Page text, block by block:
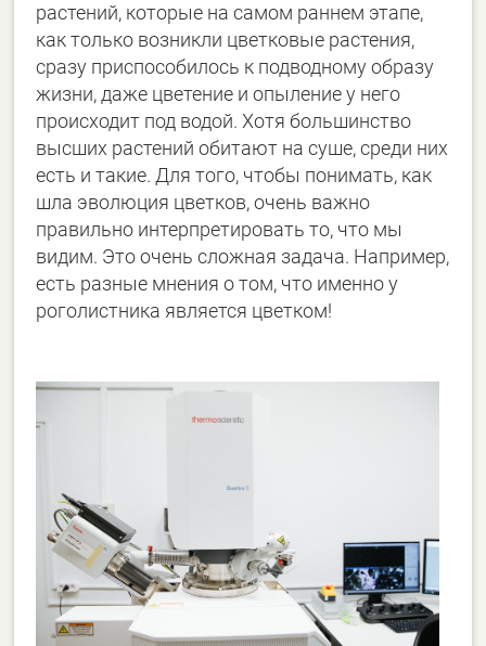
растений, которые на самом раннем этапе,
как только возникли цветковые растения,
сразу приспособилось к подводному образу
жизни, даже цветение и опыление у него
происходит под водой. Хотя большинство
высших растений обитают на суше, среди них
есть и такие. Для того, чтобы понимать, как
шла эволюция цветков, очень важно
правильно интерпретировать то, что мы
видим. Это очень сложная задача. Например,
есть разные мнения о том, что именно у
роголистника является цветком!